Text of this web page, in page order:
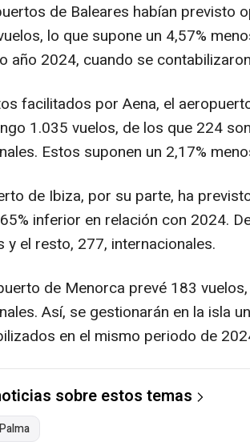
de Baleares habían previsto
lo que supone un 4,57%
año 2024, cuando se
facilitados por Aena, el
1.035 vuelos, de los que 224
Estos suponen un 2,17%
de Ibiza, por su parte, ha
inferior en relación con 2024.
y el resto, 277, internacionales.
de Menorca prevé 183
Así, se gestionarán en la isla
en el mismo periodo de
sobre estos temas
Palma